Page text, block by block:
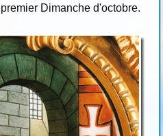
Dimanche d'octobre.